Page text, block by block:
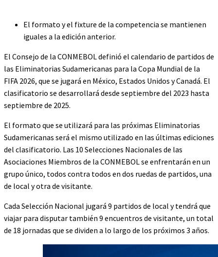
El formato y el fixture de la competencia se mantienen
iguales a la edición anterior.
El Consejo de la CONMEBOL definió el calendario de partidos de
las Eliminatorias Sudamericanas para la Copa Mundial de la
FIFA 2026, que se jugará en México, Estados Unidos y Canadá. El
clasificatorio se desarrollará desde septiembre del 2023 hasta
septiembre de 2025.
El formato que se utilizará para las próximas Eliminatorias
Sudamericanas será el mismo utilizado en las últimas ediciones
del clasificatorio. Las 10 Selecciones Nacionales de las
Asociaciones Miembros de la CONMEBOL se enfrentarán en un
grupo único, todos contra todos en dos ruedas de partidos, una
de local y otra de visitante.
Cada Selección Nacional jugará 9 partidos de local y tendrá que
viajar para disputar también 9 encuentros de visitante, un total
de 18 jornadas que se dividen a lo largo de los próximos 3 años.